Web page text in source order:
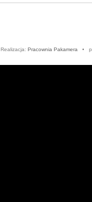
Realizacja: Pracownia Pakamera •